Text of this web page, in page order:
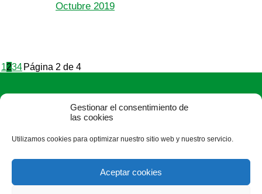
Gestionar el consentimiento de
las cookies
Utilizamos cookies para optimizar nuestro sitio web y nuestro servicio.
Aceptar cookies
Octubre 2019
1234 Página 2 de 4
ASAJA León - Jóvenes Agricultores
Paseo Salamanca, 1 bajo - 24009 León - España · Tel.: +34
987 24 52 31 · Fax: +34 987 87 60 12 ·